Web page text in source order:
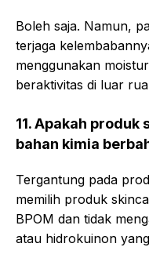
Boleh saja. Namun,
terjaga
menggunakan
beraktivitas di luar
11. Apakah
bahan kimia
Tergantung pada
memilih produk
BPOM dan tidak
atau hidrokuinon